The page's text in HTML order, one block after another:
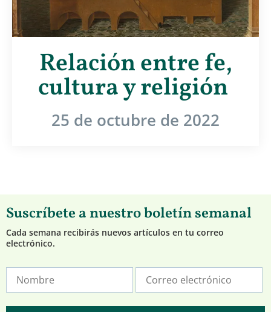
Relación entre fe,
cultura y religión
25 de octubre de 2022
Suscríbete a nuestro boletín semanal
Cada semana recibirás nuevos artículos en tu correo
electrónico.